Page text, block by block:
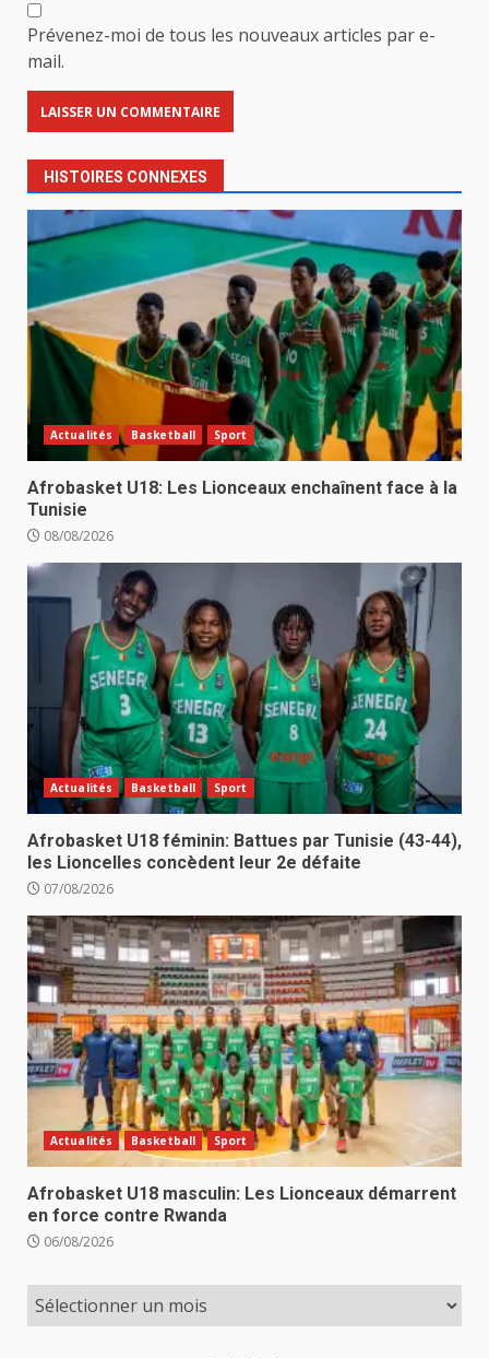
Prévenez-moi de tous les nouveaux articles par e-
mail.
HISTOIRES CONNEXES
Actualités Basketball Sport
Afrobasket U18: Les Lionceaux enchaînent face à la
Tunisie
08/08/2026
Actualités Basketball Sport
Afrobasket U18 féminin: Battues par Tunisie (43-44),
les Lioncelles concèdent leur 2e défaite
07/08/2026
Actualités Basketball Sport
Afrobasket U18 masculin: Les Lionceaux démarrent
en force contre Rwanda
06/08/2026